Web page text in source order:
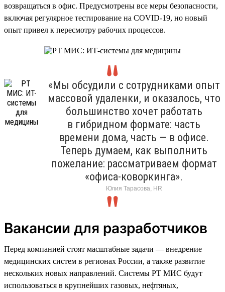
возвращаться в офис. Предусмотрены все меры безопасности,
включая регулярное тестирование на COVID-19, но новый
опыт привел к пересмотру рабочих процессов.
«Мы обсудили с сотрудниками опыт
массовой удаленки, и оказалось, что
большинство хочет работать
в гибридном формате: часть
времени дома, часть — в офисе.
Теперь думаем, как выполнить
пожелание: рассматриваем формат
«офиса-коворкинга».
Юлия Тарасова, HR
Вакансии для разработчиков
Перед компанией стоят масштабные задачи — внедрение
медицинских систем в регионах России, а также развитие
нескольких новых направлений. Системы РТ МИС будут
использоваться в крупнейших газовых, нефтяных,